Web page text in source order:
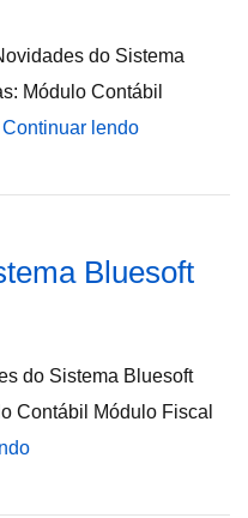
do Sistema
Módulo Contábil
Continuar lendo
Bluesoft
do Sistema Bluesoft
Contábil Módulo Fiscal